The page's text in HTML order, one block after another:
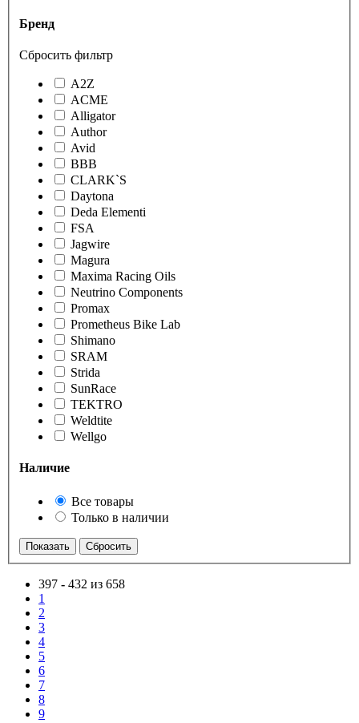
Бренд
Сбросить фильтр
A2Z
ACME
Alligator
Author
Avid
BBB
CLARK`S
Daytona
Deda Elementi
FSA
Jagwire
Magura
Maxima Racing Oils
Neutrino Components
Promax
Prometheus Bike Lab
Shimano
SRAM
Strida
SunRace
TEKTRO
Weldtite
Wellgo
Наличие
Все товары
Только в наличии
397 - 432 из 658
1
2
3
4
5
6
7
8
9